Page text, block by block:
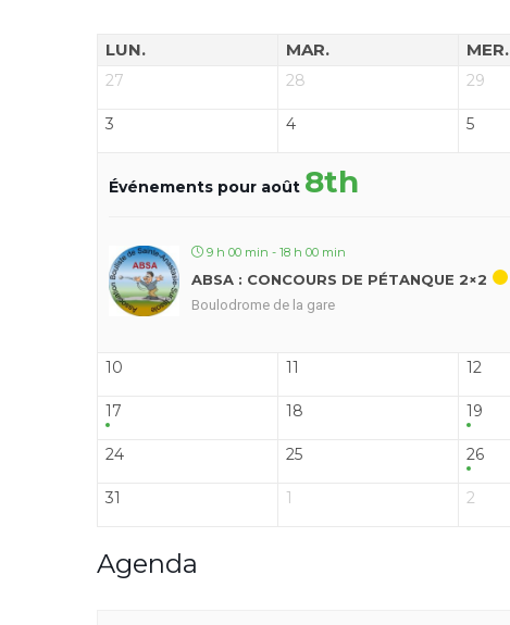
LUN. MAR. MER.
27 28 29
3 4 5
Événements pour août 8th
9 h 00 min - 18 h 00 min
ABSA : CONCOURS DE PÉTANQUE 2×2
Boulodrome de la gare
10 11 12
17 18 19
24 25 26
31 1 2
Agenda